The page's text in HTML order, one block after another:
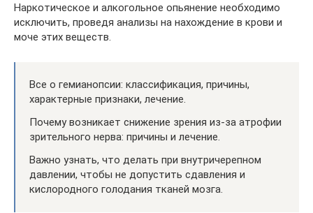
Наркотическое и алкогольное опьянение необходимо
исключить, проведя анализы на нахождение в крови и
моче этих веществ.
Все о гемианопсии: классификация, причины,
характерные признаки, лечение.
Почему возникает снижение зрения из-за атрофии
зрительного нерва: причины и лечение.
Важно узнать, что делать при внутричерепном
давлении, чтобы не допустить сдавления и
кислородного голодания тканей мозга.